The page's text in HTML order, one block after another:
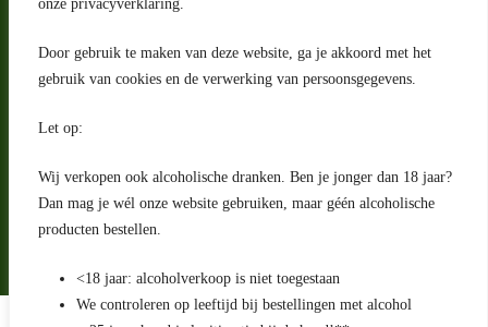
onze privacyverklaring.
Door gebruik te maken van deze website, ga je akkoord met het
gebruik van cookies en de verwerking van persoonsgegevens.
Let op:
Wij verkopen ook alcoholische dranken. Ben je jonger dan 18 jaar?
Dan mag je wél onze website gebruiken, maar géén alcoholische
producten bestellen.
<18 jaar: alcoholverkoop is niet toegestaan
We controleren op leeftijd bij bestellingen met alcohol
Contact
klantenservice@portugeseproducten.nl
Facebook
Herroepingsrecht
Bij bezorging van alcoholhoudende dranken voert de bezorger